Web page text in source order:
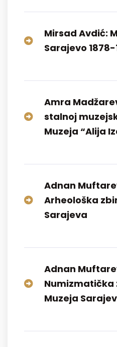
Mirsad Avdić:
Sarajevo 1878-
Amra
stalnoj
Muzeja “Alija
Adnan
Arheološka
Sarajeva
Adnan
Numizmatička
Muzeja